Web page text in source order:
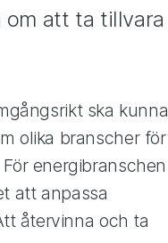
om att ta tillvara
ska kunna
olika branscher för
energibranschen
att anpassa
återvinna och ta